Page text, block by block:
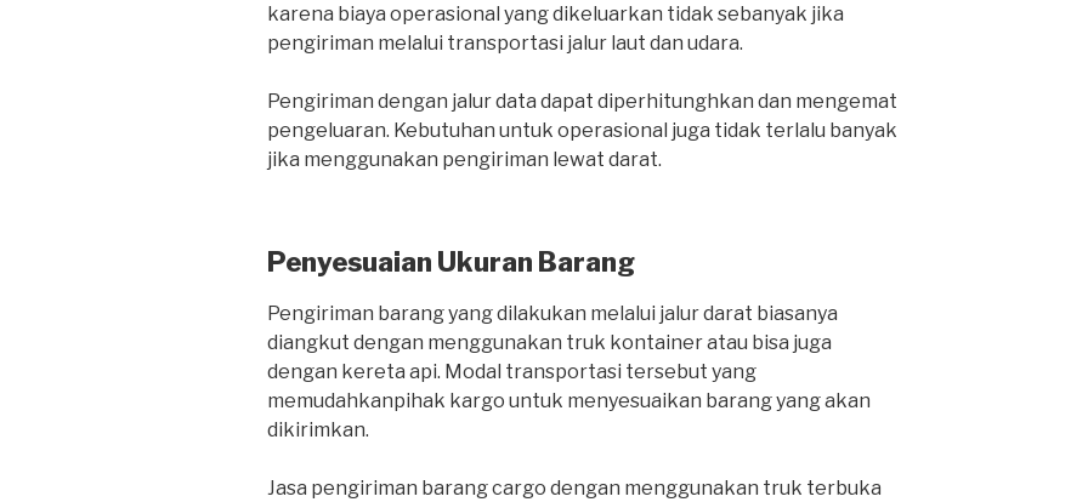
karena biaya operasional yang dikeluarkan tidak sebanyak jika
pengiriman melalui transportasi jalur laut dan udara.
Pengiriman dengan jalur data dapat diperhitunghkan dan mengemat
pengeluaran. Kebutuhan untuk operasional juga tidak terlalu banyak
jika menggunakan pengiriman lewat darat.
Penyesuaian Ukuran Barang
Pengiriman barang yang dilakukan melalui jalur darat biasanya
diangkut dengan menggunakan truk kontainer atau bisa juga
dengan kereta api. Modal transportasi tersebut yang
memudahkanpihak kargo untuk menyesuaikan barang yang akan
dikirimkan.
Jasa pengiriman barang cargo dengan menggunakan truk terbuka